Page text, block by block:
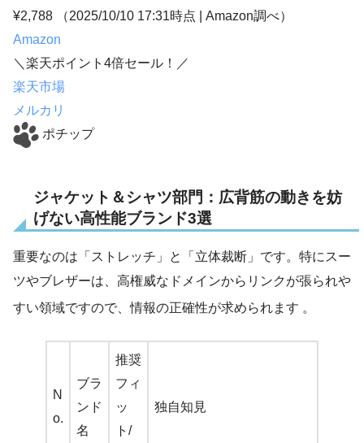
¥2,788
（2025/10/10 17:31時点 | Amazon調べ）
Amazon
＼楽天ポイント4倍セール！／
楽天市場
メルカリ
ポチップ
ジャケット＆シャツ部門：広背筋の動きを妨
げない高性能ブランド3選
重要なのは「ストレッチ」と「立体裁断」です。特にスー
ツやブレザーは、高権威なドメインからリンクが張られや
すい領域ですので、情報の正確性が求められます 。
N
o.
ブラ
ンド
名
推奨
フィ
ッ
ト/
独自知見